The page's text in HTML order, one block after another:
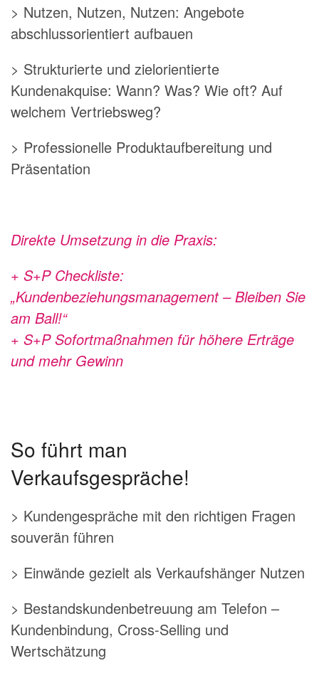
> Nutzen, Nutzen, Nutzen: Angebote
abschlussorientiert aufbauen
> Strukturierte und zielorientierte
Kundenakquise: Wann? Was? Wie oft? Auf
welchem Vertriebsweg?
> Professionelle Produktaufbereitung und
Präsentation
Direkte Umsetzung in die Praxis:
+ S+P Checkliste:
„Kundenbeziehungsmanagement – Bleiben Sie
am Ball!“
+ S+P Sofortmaßnahmen für höhere Erträge
und mehr Gewinn
So führt man
Verkaufsgespräche!
> Kundengespräche mit den richtigen Fragen
souverän führen
> Einwände gezielt als Verkaufshänger Nutzen
> Bestandskundenbetreuung am Telefon –
Kundenbindung, Cross-Selling und
Wertschätzung